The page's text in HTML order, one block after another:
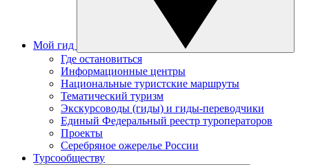
Мой гид
Где остановиться
Информационные центры
Национальные туристские маршруты
Тематический туризм
Экскурсоводы (гиды) и гиды-переводчики
Единый Федеральный реестр туроператоров
Проекты
Серебряное ожерелье России
Турсообществу